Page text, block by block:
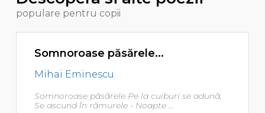
populare pentru copii
Somnoroase păsărele...
Mihai Eminescu
Somnoroase păsărele Pe la cuiburi se adună,
Se ascund în rămurele - Noapte ...